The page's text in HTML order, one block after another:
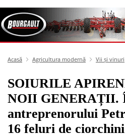
Acasă Agricultura modernă Vii și vinuri
SOIURILE
NOII GENERAȚII.
antreprenorului
16 feluri de